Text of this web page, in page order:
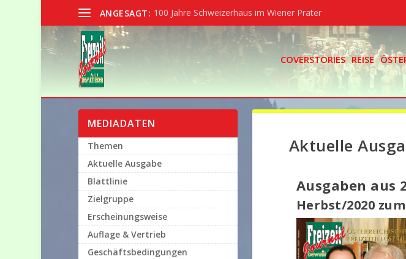
ANGESAGT: 100 Jahre Schweizerhaus im Wiener Prater
COVERSTORIES REISE
Aktuelle
Ausgaben aus
Herbst/2020
MEDIADATEN
Themen
Aktuelle Ausgabe
Blattlinie
Zielgruppe
Erscheinungsweise
Auflage & Vertrieb
Geschäftsbedingungen